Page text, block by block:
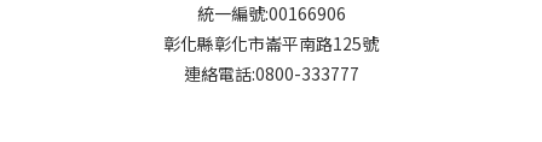
統一編號:00166906
彰化縣彰化市崙平南路125號
連絡電話:0800-333777